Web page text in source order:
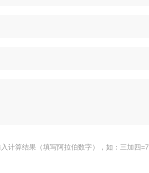
计算结果（填写阿拉伯数字），如：三加四=7